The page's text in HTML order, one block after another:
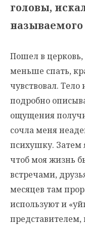
головы,
называемого
Пошел в церковь,
меньше спать,
чувствовал.
подробно
ощущения
сочла меня
психушку. Затем
чтоб моя жизнь
встречами,
месяцев там
используют и
представителем,